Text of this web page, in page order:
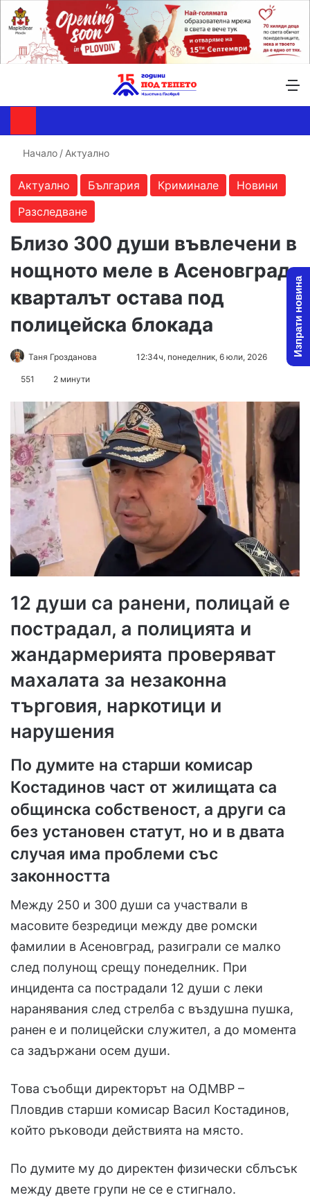
Начало / Актуално
Актуално България Криминале
Новини
Разследване
Близо 300 души въвлечени в
нощното меле в Асеновград,
кварталът остава под
полицейска блокада
Таня Грозданова
Send12:34ч, понеделник, 6 юли, 2026
551 2 минути
12 души са ранени, полицай е
пострадал, а полицията и
жандармерията проверяват
махалата за незаконна
търговия, наркотици и
нарушения
По думите на старши комисар
Костадинов част от жилищата са
общинска собственост, а други са
без установен статут, но и в двата
случая има проблеми със
законността
Между 250 и 300 души са участвали в
масовите безредици между две ромски
фамилии в Асеновград, разиграли се малко
след полунощ срещу понеделник. При
инцидента са пострадали 12 души с леки
наранявания след стрелба с въздушна пушка,
ранен е и полицейски служител, а до момента
са задържани осем души.
Това съобщи директорът на ОДМВР –
Пловдив старши комисар Васил Костадинов,
който ръководи действията на място.
По думите му до директен физически сблъсък
между двете групи не се е стигнало.
Изпрати новина